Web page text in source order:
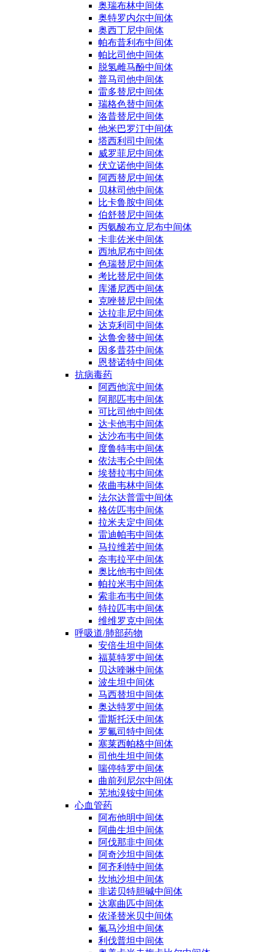
奥瑞布林中间体
奥特罗内尔中间体
奥西丁尼中间体
帕布昔利布中间体
帕比司他中间体
脱氢雌马酚中间体
普马司他中间体
雷多替尼中间体
瑞格色替中间体
洛昔替尼中间体
他米巴罗汀中间体
塔西利司中间体
威罗菲尼中间体
伏立诺他中间体
阿西替尼中间体
贝林司他中间体
比卡鲁胺中间体
伯舒替尼中间体
丙氨酸布立尼布中间体
卡非佐米中间体
西地尼布中间体
色瑞替尼中间体
考比替尼中间体
库潘尼西中间体
克唑替尼中间体
达拉非尼中间体
达克利司中间体
达鲁舍替中间体
因多昔芬中间体
恩替诺特中间体
抗病毒药
阿西他滨中间体
阿那匹韦中间体
可比司他中间体
达卡他韦中间体
达沙布韦中间体
度鲁特韦中间体
依法韦仑中间体
埃替拉韦中间体
依曲韦林中间体
法尔达普雷中间体
格佐匹韦中间体
拉米夫定中间体
雷迪帕韦中间体
马拉维若中间体
奈韦拉平中间体
奥比他韦中间体
帕拉米韦中间体
索非布韦中间体
特拉匹韦中间体
维维罗克中间体
呼吸道/肺部药物
安倍生坦中间体
福莫特罗中间体
贝达喹啉中间体
波生坦中间体
马西替坦中间体
奥达特罗中间体
雷斯托沃中间体
罗氟司特中间体
塞莱西帕格中间体
司他生坦中间体
喘停特罗中间体
曲前列尼尔中间体
芜地溴铵中间体
心血管药
阿布他明中间体
阿曲生坦中间体
阿伐那非中间体
阿奇沙坦中间体
阿齐利特中间体
坎地沙坦中间体
非诺贝特胆碱中间体
达塞曲匹中间体
依泽替米贝中间体
氟马沙坦中间体
利伐普坦中间体